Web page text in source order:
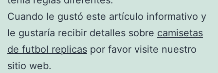
Cuando le gustó este artículo informativo y
le gustaría recibir detalles sobre camisetas
de futbol replicas por favor visite nuestro
sitio web.